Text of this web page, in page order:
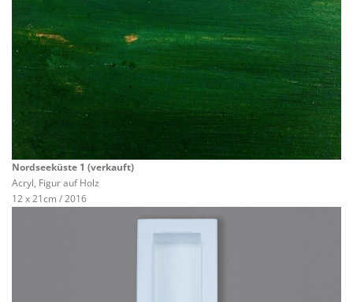
Nordseeküste 1 (verkauft)
Acryl, Figur auf Holz
12 x 21cm / 2016